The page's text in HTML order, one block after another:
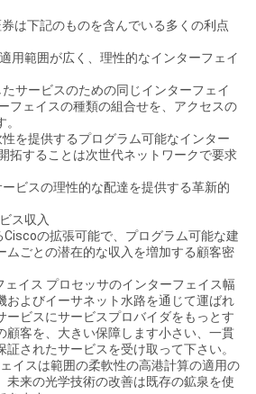
は下記のものを含んでいる多くの利点
用範囲が広く、理性的なインターフェイ
サービスのための同じインターフェイ
フェイスの種類の組合せを、アクセスの
を提供するプログラム可能なインター
拓することは次世代ネットワークで要求
ビスの理性的な配達を提供する革新的
ス収入
Ciscoの拡張可能で、プログラム可能な建
ムごとの潜在的な収入を増加する顧客密
ェイス プロセッサのインターフェイス幅
およびイーサネット水路を通じて運ばれ
ービスにサービスプロバイダをもっとす
顧客を、大きい保障します小さい、一貫
証されたサービスを受け取って下さい。
イスは範囲の柔軟性の高港計算の適用の
未来の光学技術の改善は既存の鉱泉を使